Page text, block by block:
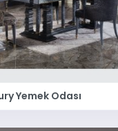
Yemek Odası